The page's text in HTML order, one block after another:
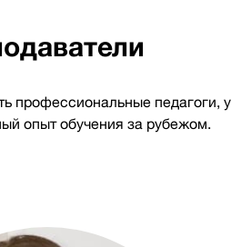
профессиональные педагоги, у
опыт обучения за рубежом.